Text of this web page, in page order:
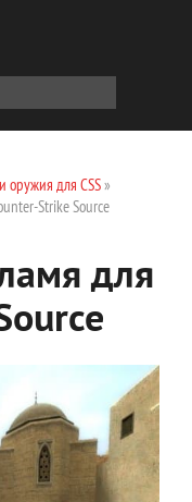
оружия для CSS»
Strike Source
для